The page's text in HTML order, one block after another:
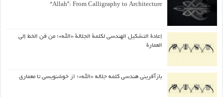
“Allah”: From Calligraphy to Architecture
إعادة التشكيل الهندسي لكلمة الجلالة «الله»؛ من فن الخط إلى
العمارة
بازآفرینی هندسی کلمه جلاله «الله»؛ از خوشنویسی تا معماری